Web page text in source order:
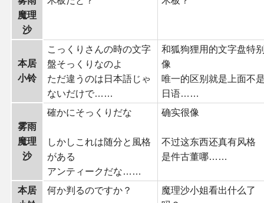
魔理
沙
本居
小铃
こっくりさんの時の文字
盤そっくりなのよ
ただ違うのは日本語じゃ
ないだけで……
和狐狗狸用的文字盘特
像
唯一的区别就是上面不
日语……
雾雨
魔理
沙
確かにそっくりだな
しかしこれは随分と風格
がある
アンティークだな……
确实很像
不过这东西还真有风格
是件古董哪……
本居
何か判るのですか？
魔理沙小姐看出什么了